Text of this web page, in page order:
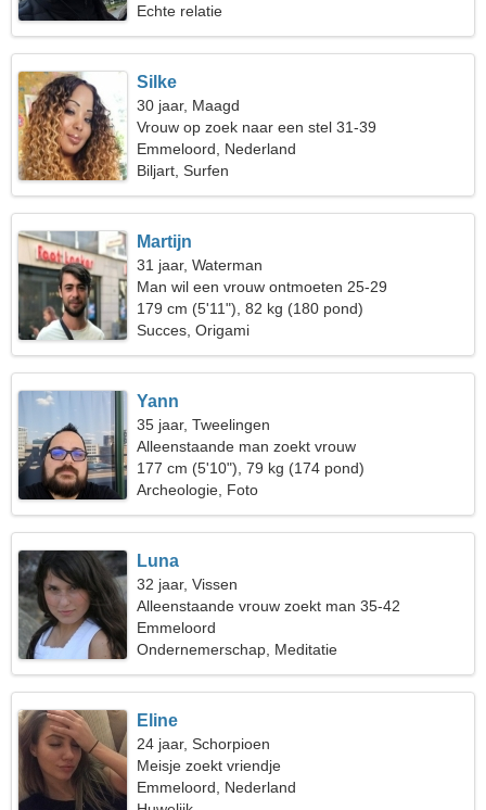
Echte relatie
Silke
30 jaar, Maagd
Vrouw op zoek naar een stel 31-39
Emmeloord, Nederland
Biljart, Surfen
Martijn
31 jaar, Waterman
Man wil een vrouw ontmoeten 25-29
179 cm (5'11"), 82 kg (180 pond)
Succes, Origami
Yann
35 jaar, Tweelingen
Alleenstaande man zoekt vrouw
177 cm (5'10"), 79 kg (174 pond)
Archeologie, Foto
Luna
32 jaar, Vissen
Alleenstaande vrouw zoekt man 35-42
Emmeloord
Ondernemerschap, Meditatie
Eline
24 jaar, Schorpioen
Meisje zoekt vriendje
Emmeloord, Nederland